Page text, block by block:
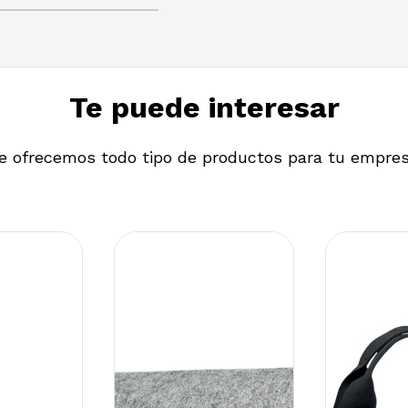
Te puede interesar
ofrecemos todo tipo de productos para tu